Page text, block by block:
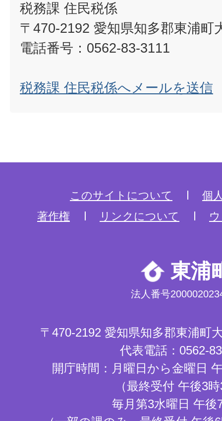
税務課 住民税係
〒470-2192 愛知県知多郡東浦町
電話番号：0562-83-3111
税務課 住民税係へメールを送信
このサイトについて
個
著作権
リンクについて
東浦
法人番号
〒470-2192 愛知県知多郡東浦町
代表電話：0562-
開庁時間：月曜日から金曜日
（最終受付 午後3
毎月第3水曜日 午後